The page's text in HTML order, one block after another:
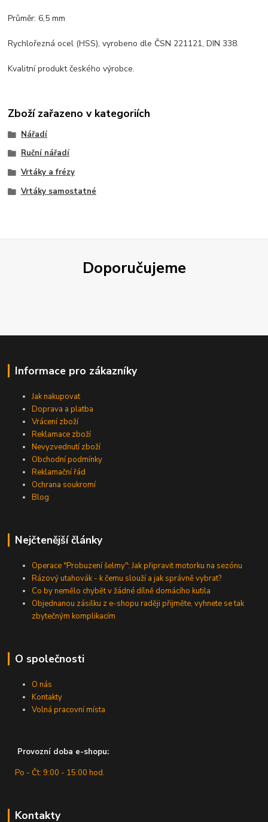
Průměr: 6,5 mm
Rychlořezná ocel (HSS), vyrobeno dle ČSN 221121, DIN 338.
Kvalitní produkt českého výrobce.
Zboží zařazeno v kategoriích
Nářadí
Ruční nářadí
Vrtáky a frézy
Vrtáky samostatné
Doporučujeme
Informace pro zákazníky
Jak nakupovat
Doprava a platba
Vrácení zboží
Reklamace zboží
Nevyzvednutí zboží
Obchodní podmínky
Reklamační řád
Ochrana soukromí
Blog
Nejčtenější články
Operace "Probuzení šelmy": Jak připravit motorku na sezónu
Rázový utahovák - k čemu slouží a jak správně vybrat?
Co by nemělo chybět v žádné dílně domácího kutila
Objednanou zásilku z e-shopu raději přijměte, vyhnete se tak
zbytečným komplikacím
O společnosti
O nás
Kontakty
Volná pracovní místa
Provozní doba e-shopu:
Po - Čt: 9:00 - 15:00 hod.
Kontakty